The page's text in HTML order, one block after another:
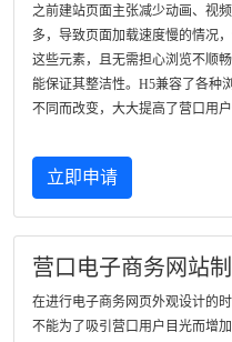
之前建站页面主张减少动画、视
多，导致页面加载速度慢的情况
这些元素，且无需担心浏览不顺
能保证其整洁性。H5兼容了各种
不同而改变，大大提高了营口用户
立即申请
营口电子商务网站
在进行电子商务网页外观设计的
不能为了吸引营口用户目光而增